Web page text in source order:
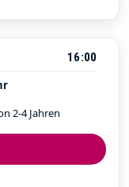
16:00
2-4 Jahren